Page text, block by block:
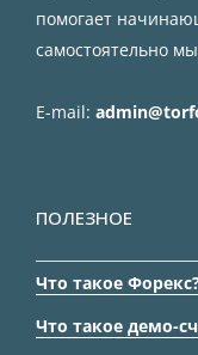
помогает
самостоятельно
E-mail:
ПОЛЕЗНОЕ
Что такое
Что такое демо-